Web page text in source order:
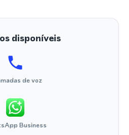
disponíveis
de voz
Business